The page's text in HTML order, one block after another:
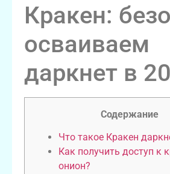
Кракен:
осваиваем
даркнет в
Содержание
Что такое Кракен
Как получить доступ к
онион?